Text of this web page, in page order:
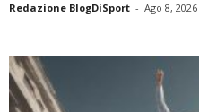
Redazione BlogDiSport - Ago 8, 2026